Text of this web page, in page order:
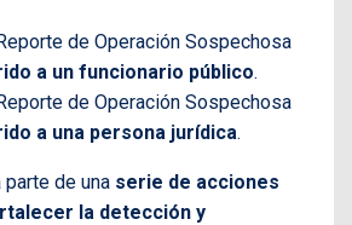
de Operación Sospechosa
a un funcionario público.
de Operación Sospechosa
a una persona jurídica.
de una serie de acciones
la detección y